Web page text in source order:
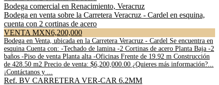
Bodega comercial en Renacimiento, Veracruz
Bodega en venta sobre la Carretera Veracruz - Cardel en esquina,
cuenta con 2 cortinas de acero
VENTA MXN6,200,000
Bodega en Venta, ubicada en la Carretera Veracruz - Cardel Se encuentra en
esquina Cuenta con: -Techado de lamina -2 Cortinas de acero Planta Baja -2
baños -Piso de venta Planta alta -Oficinas Frente de 19.92 m Construcción
de 428.50 m2 Precio de venta: $6,200,000.00 ¿Quieres más información?...
¡Contáctanos y ...
Ref. BV CARRETERA VER-CAR 6.2MM